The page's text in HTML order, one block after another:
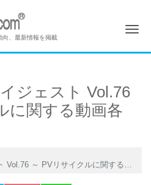
向、最新情報を掲載
ジェスト Vol.76
に関する動画各
～ PVリサイクルに関する動画各種、他